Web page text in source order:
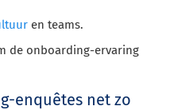
en teams.
de onboarding-ervaring
enquêtes net zo